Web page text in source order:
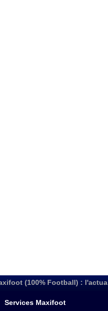
(100% Football) :
Services Maxifoot